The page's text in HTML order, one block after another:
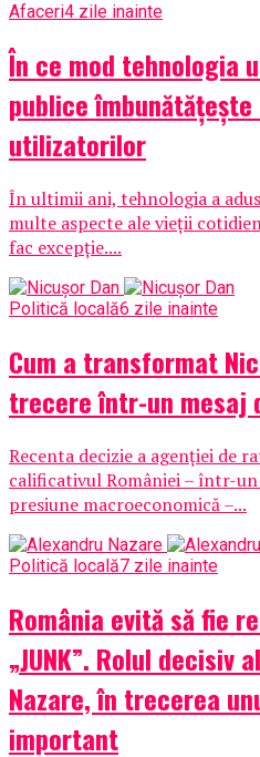
Afaceri4 zile inainte
În ce mod tehnologia
publice
utilizatorilor
În ultimii ani, tehnologia a
multe aspecte ale vieții
fac excepție....
Politică locală6 zile inainte
Cum a transformat
trecere într-un mesaj
Recenta decizie a agenției de
calificativul României – într-
presiune macroeconomică –...
Politică locală7 zile inainte
România evită să fie
„JUNK”. Rolul decisiv
Nazare, în trecerea
important